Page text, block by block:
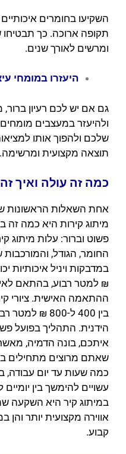
השקיעו בחומרים
תקופה ארוכה. כך
ומרשים לאורך שנים.
היעזרו במומחי
גם אם יש לכם רעיון ברור,
ולהיעזר במעצבים
שלכם ולהפוך אותו
תוצאה מקצועית ומרשימה.
כמה זה עולה ואיך
אחת השאלות הראשונות
מיתוג קירות היא כמה זה
פשוט וברור: עלות מיתוג
החומר, הגודל,
₪ למטר רבוע, בהתאם
ההתאמה האישית. ציורי
בין 400 ל-800
הידנית. התהליך בפועל
איתכם, בונה הדמיה,
שאתם מרוצים מתחילים
כמה שעות עד יום עבודה,
עשויים להימשך בין
במיתוג קיר היא השקעה
אווירה מקצועית יותר
קבוע.